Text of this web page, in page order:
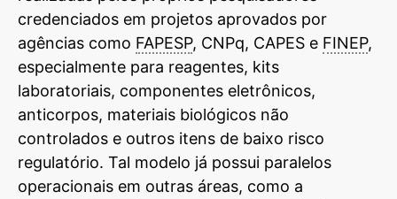
credenciados em projetos aprovados por
agências como FAPESP, CNPq, CAPES e FINEP,
especialmente para reagentes, kits
laboratoriais, componentes eletrônicos,
anticorpos, materiais biológicos não
controlados e outros itens de baixo risco
regulatório. Tal modelo já possui paralelos
operacionais em outras áreas, como a